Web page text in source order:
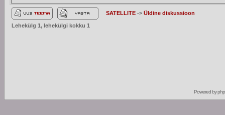
SATELLITE -> Üldine diskussioon
Lehekülg 1, lehekülgi kokku 1
Powered by